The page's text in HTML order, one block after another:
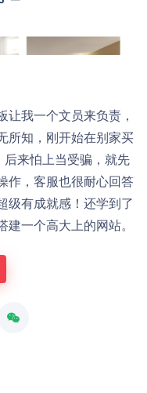
我一个文员来负责，
所知，刚开始在别家买
来怕上当受骗，就先
作，客服也很耐心回答
级有成就感！还学到了
一个高大上的网站。